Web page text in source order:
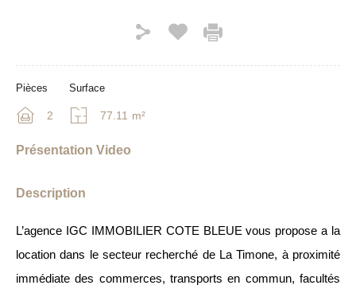
Pièces
2
Surface
77.11 m²
Présentation Video
Description
L’agence IGC IMMOBILIER COTE BLEUE vous propose a la
location dans le secteur recherché de La Timone, à proximité
immédiate des commerces, transports en commun, facultés